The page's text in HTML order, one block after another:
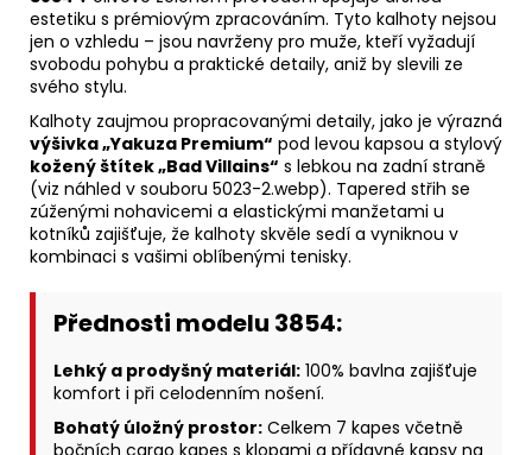
estetiku s prémiovým zpracováním. Tyto kalhoty nejsou
jen o vzhledu – jsou navrženy pro muže, kteří vyžadují
svobodu pohybu a praktické detaily, aniž by slevili ze
svého stylu.
Kalhoty zaujmou propracovanými detaily, jako je výrazná
výšivka „Yakuza Premium“ pod levou kapsou a stylový
kožený štítek „Bad Villains“ s lebkou na zadní straně
(viz náhled v souboru 5023-2.webp). Tapered střih se
zúženými nohavicemi a elastickými manžetami u
kotníků zajišťuje, že kalhoty skvěle sedí a vyniknou v
kombinaci s vašimi oblíbenými tenisky.
Přednosti modelu 3854:
Lehký a prodyšný materiál: 100% bavlna zajišťuje
komfort i při celodenním nošení.
Bohatý úložný prostor: Celkem 7 kapes včetně